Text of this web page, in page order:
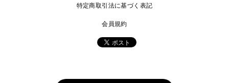
特定商取引法に基づく表記
会員規約